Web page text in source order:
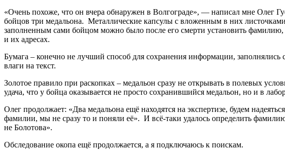
«Очень похоже, что он вчера обнаружен в Волгограде», — написал мне Олег
бойцов три медальона. Металлические капсулы с вложенным в них
заполненным сами бойцом можно было после его смерти установить
и их адресах.
Бумага – конечно не лучший способ для сохранения информации,
влаги на текст.
Золотое правило при раскопках – медальон сразу не открывать в полевых
удача, что у бойца оказывается не просто сохранившийся медальон, но и в
Олег продолжает: «Два медальона ещё находятся на экспертизе, будем
фамилии, мы не сразу то и поняли её». И всё-таки удалось определить
не Болотова».
Обследование окопа ещё продолжается, а я подключаюсь к поискам.